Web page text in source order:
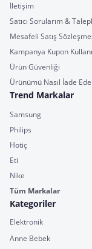
İletişim
Satıcı Sorularım &
Mesafeli Satış
Kampanya Kupon
Ürün Güvenliği
Ürünümü Nasıl İade
Trend Markalar
Samsung
Philips
Hotiç
Eti
Nike
Tüm Markalar
Kategoriler
Elektronik
Anne Bebek